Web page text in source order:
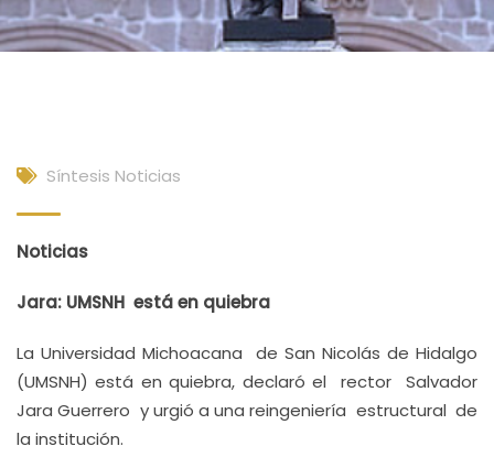
Síntesis Noticias
Noticias
Jara: UMSNH está en quiebra
La Universidad Michoacana de San Nicolás de Hidalgo
(UMSNH) está en quiebra, declaró el rector Salvador
Jara Guerrero y urgió a una reingeniería estructural de
la institución.